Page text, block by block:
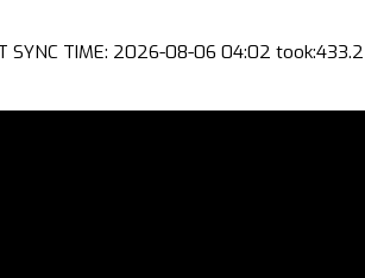
SYNC TIME: 2026-08-06 04:02